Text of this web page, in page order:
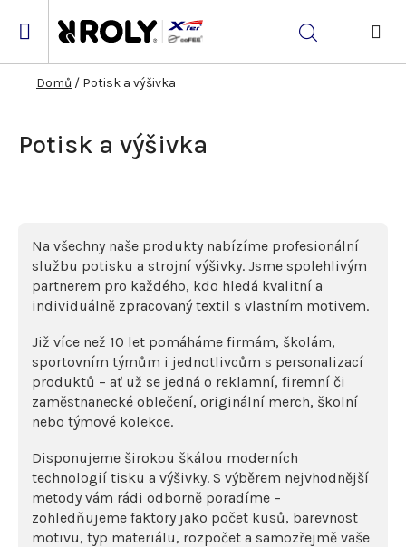
Hledat
Domů / Potisk a výšivka
Potisk a výšivka
Na všechny naše produkty nabízíme profesionální
službu potisku a strojní výšivky. Jsme spolehlivým
partnerem pro každého, kdo hledá kvalitní a
individuálně zpracovaný textil s vlastním motivem.
Již více než 10 let pomáháme firmám, školám,
sportovním týmům i jednotlivcům s personalizací
produktů – ať už se jedná o reklamní, firemní či
zaměstnanecké oblečení, originální merch, školní
nebo týmové kolekce.
Disponujeme širokou škálou moderních
technologií tisku a výšivky. S výběrem nejvhodnější
metody vám rádi odborně poradíme –
zohledňujeme faktory jako počet kusů, barevnost
motivu, typ materiálu, rozpočet a samozřejmě vaše